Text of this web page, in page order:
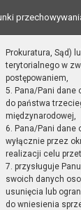
Prokuratura, Sąd)
terytorialnego w
postępowaniem,
5. Pana/Pani dane
do państwa
międzynarodowej,
6. Pana/Pani dane
wyłącznie przez
realizacji celu
7. przysługuje
swoich danych
usunięcia lub
do wniesienia